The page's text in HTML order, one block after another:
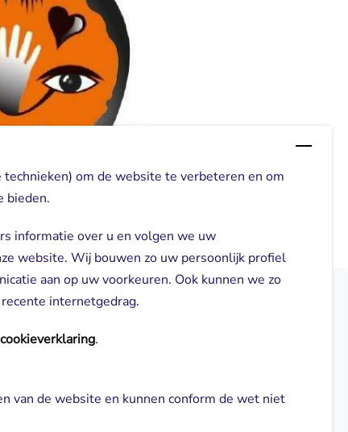
om de website te verbeteren en om
bieden.
informatie over u en volgen we uw
website. Wij bouwen zo uw persoonlijk profiel
aan op uw voorkeuren. Ook kunnen we zo
internetgedrag.
cookieverklaring.
van de website en kunnen conform de wet niet
Locaties